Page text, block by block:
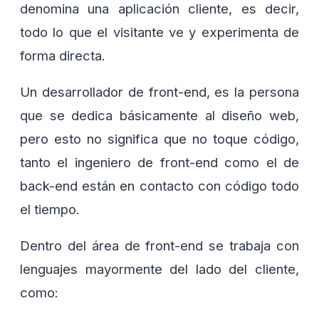
denomina una aplicación cliente, es decir,
todo lo que el visitante ve y experimenta de
forma directa.
Un desarrollador de front-end, es la persona
que se dedica básicamente al diseño web,
pero esto no significa que no toque código,
tanto el ingeniero de front-end como el de
back-end están en contacto con código todo
el tiempo.
Dentro del área de front-end se trabaja con
lenguajes mayormente del lado del cliente,
como: